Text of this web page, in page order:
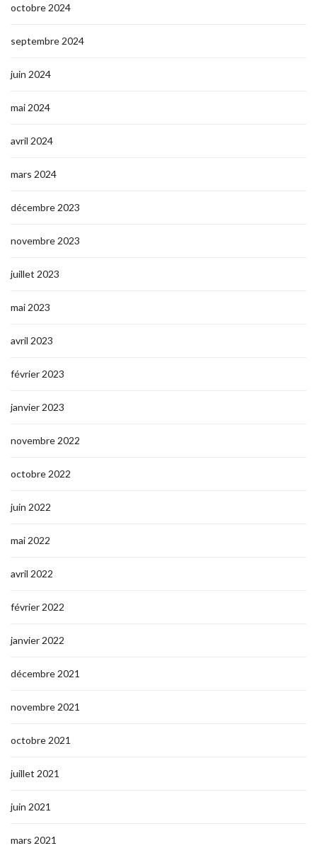
octobre 2024
septembre 2024
juin 2024
mai 2024
avril 2024
mars 2024
décembre 2023
novembre 2023
juillet 2023
mai 2023
avril 2023
février 2023
janvier 2023
novembre 2022
octobre 2022
juin 2022
mai 2022
avril 2022
février 2022
janvier 2022
décembre 2021
novembre 2021
octobre 2021
juillet 2021
juin 2021
mars 2021